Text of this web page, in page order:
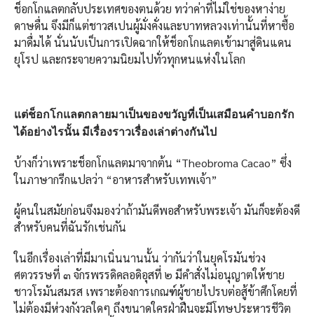
ช็อกโกแลตกลับประเทศของตนด้วย ทว่าค่าที่ไม่ใช่ของหาง่าย
ดาษดื่น จึงมีก็แต่ชาวสเปนผู้มั่งคั่งและบาทหลวงเท่านั้นที่หาซื้อ
มาดื่มได้ นั่นนับเป็นการเปิดฉากให้ช็อกโกแลตเข้ามาสู่ดินแดน
ยุโรป และกระจายความนิยมไปทั่วทุกหนแห่งในโลก
แต่ช็อกโกแลตกลายมาเป็นของขวัญที่เป็นเสมือนคำบอกรัก
ได้อย่างไรนั้น มีเรื่องราวเรื่องเล่าต่างกันไป
บ้างก็ว่าเพราะช็อกโกแลตมาจากต้น “Theobroma Cacao” ซึ่ง
ในภาษากรีกแปลว่า “อาหารสำหรับเทพเจ้า”
ผู้คนในสมัยก่อนจึงมองว่าถ้ามันดีพอสำหรับพระเจ้า มันก็จะต้องดี
สำหรับคนที่ฉันรักเช่นกัน
ในอีกเรื่องเล่าที่มีมาเนิ่นนานนั้น ว่ากันว่าในยุคโรมันช่วง
ศตวรรษที่ ๓ จักรพรรดิคลอดิอุสที่ ๒ มีคำสั่งไม่อนุญาตให้ชาย
ชาวโรมันสมรส เพราะต้องการเกณฑ์ผู้ชายไปรบต่อสู้ข้าศึกโดยที่
ไม่ต้องมีห่วงกังวลใดๆ ถึงขนาดใครฝ่าฝืนจะมีโทษประหารชีวิต